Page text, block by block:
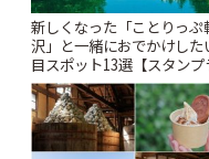
新しくなった「ことりっぷ
沢」と一緒におでかけした
目スポット13選【スタンプ
ー開催中】 | ことりっぷ